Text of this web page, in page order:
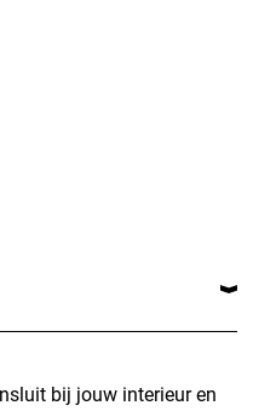
bij jouw interieur en